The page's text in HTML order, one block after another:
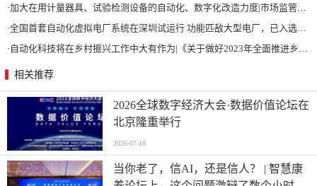
·黑芝麻智能发布华山开发者计划 高质量赋能多元应用场景(2)
·WOODHEAD通讯卡备品备件：Applicom International PCU1500S7 PCU 1500 S7 V4.5.0
· 安森美和上能电气携手引领可持续能源应用的发展 两家公司合作开发高性能储能和太阳能组串式逆变器方案 以实现可持续的未来
· 【6.15-16日】2023第八届中国数字供应链创新峰会,演讲大咖阵容官宣
Kepware 工业数据采集软件 及 常见问题解答(2)
中国首款高血压介入治疗器械正式获批上市
·维视教育大咖年终讲：打造智能制造人才培养体系(1)
·白鹤滩水电站全部机组投产发电 世界最大清洁能源走廊全面建成|将为建设新型能源体系、保障国家能源安全、实现“双碳”目标提供有力支撑